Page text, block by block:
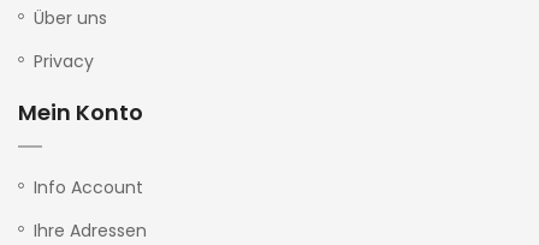
Über uns
Privacy
Mein Konto
Info Account
Ihre Adressen